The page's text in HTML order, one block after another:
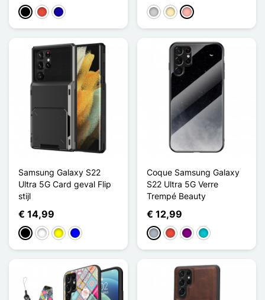
ZwartRoodDonkerblauw ZilverGoldenRose Goud
Samsung Galaxy S22
Ultra 5G Card geval Flip
stijl
€ 14,99
ZwartWit GeelBlauw
Coque Samsung Galaxy
S22 Ultra 5G Verre
Trempé Beauty
€ 12,99
GrijsRoodPurperTurkoois